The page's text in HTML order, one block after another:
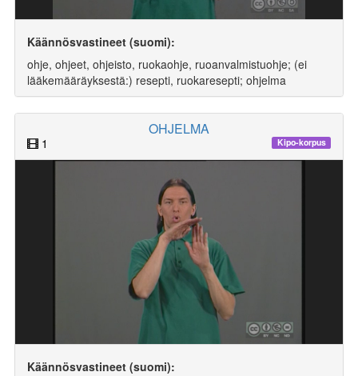
Käännösvastineet (suomi):
ohje, ohjeet, ohjeisto, ruokaohje, ruoanvalmistuohje; (ei
lääkemääräyksestä:) resepti, ruokaresepti; ohjelma
OHJELMA
1 Kipo-korpus
Käännösvastineet (suomi):